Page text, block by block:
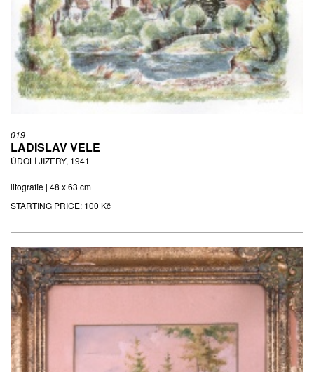
019
LADISLAV VELE
ÚDOLÍ JIZERY, 1941
litografie | 48 x 63 cm
STARTING PRICE: 100 Kč